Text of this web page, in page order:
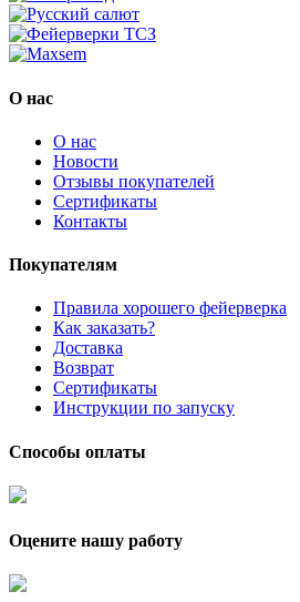
О нас
О нас
Новости
Отзывы покупателей
Сертификаты
Контакты
Покупателям
Правила хорошего фейерверка
Как заказать?
Доставка
Возврат
Сертификаты
Инструкции по запуску
Способы оплаты
Оцените нашу работу